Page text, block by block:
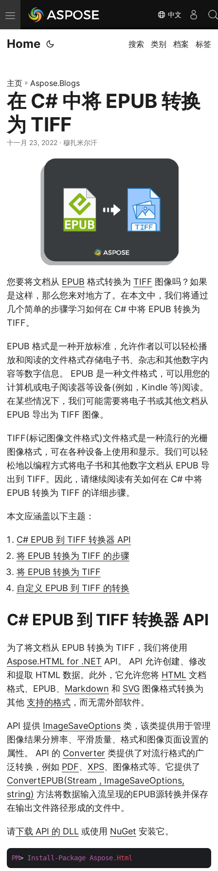
切
换
导
中文
Home 搜索 类别 档案 标签
主页 » Aspose.Blogs
在 C# 中将 EPUB 转换
为 TIFF
十一月 23, 2022 · 穆扎米尔汗
您要将文档从 EPUB 格式转换为 TIFF 图像吗？如果
是这样，那么您来对地方了。在本文中，我们将通过
几个简单的步骤学习如何在 C# 中将 EPUB 转换为
TIFF。
EPUB 格式是一种开放标准，允许作者以可以轻松播
放和阅读的文件格式存储电子书、杂志和其他数字内
容等数字信息。 EPUB 是一种文件格式，可以用您的
计算机或电子阅读器等设备(例如，Kindle 等)阅读。
在某些情况下，我们可能需要将电子书或其他文档从
EPUB 导出为 TIFF 图像。
TIFF(标记图像文件格式)文件格式是一种流行的光栅
图像格式，可在各种设备上使用和显示。我们可以轻
松地以编程方式将电子书和其他数字文档从 EPUB 导
出到 TIFF。因此，请继续阅读有关如何在 C# 中将
EPUB 转换为 TIFF 的详细步骤。
本文应涵盖以下主题：
C# EPUB 到 TIFF 转换器 API
将 EPUB 转换为 TIFF 的步骤
将 EPUB 转换为 TIFF
自定义 EPUB 到 TIFF 的转换
C# EPUB 到 TIFF 转换器 API
为了将文档从 EPUB 转换为 TIFF，我们将使用
Aspose.HTML for .NET API。 API 允许创建、修改
和提取 HTML 数据。此外，它允许您将 HTML 文档
格式、EPUB、 Markdown 和 SVG 图像格式转换为
其他 支持的格式 ，而无需外部软件。
API 提供 ImageSaveOptions 类，该类提供用于管理
图像结果分辨率、平滑质量、格式和图像页面设置的
属性。 API 的 Converter 类提供了对流行格式的广
泛转换，例如 PDF、 XPS、图像格式等。它提供了
ConvertEPUB(Stream , ImageSaveOptions,
string) 方法将数据输入流呈现的EPUB源转换并保存
在输出文件路径形成的文件中。
请下载 API 的 DLL 或使用 NuGet 安装它。
PM> Install-Package Aspose.Html